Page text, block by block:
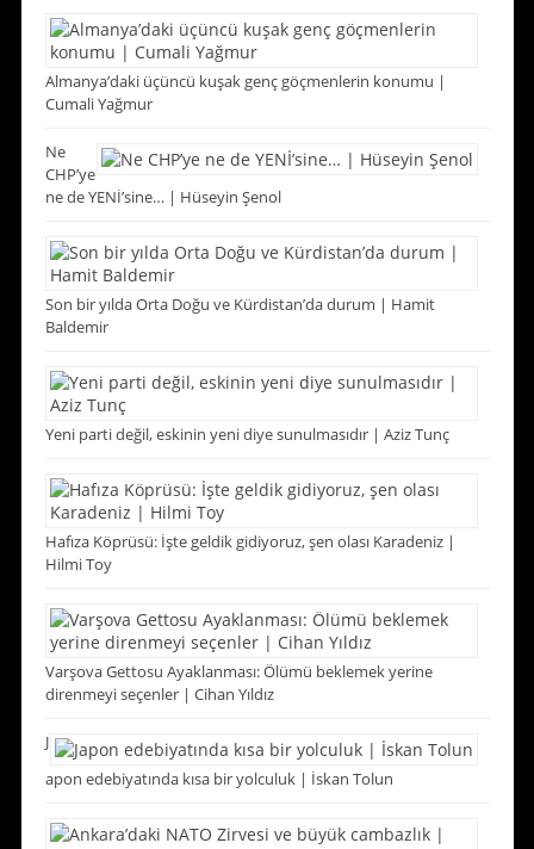
Almanya’daki üçüncü kuşak genç göçmenlerin konumu |
Cumali Yağmur
Ne
CHP’ye
ne de YENİ’sine… | Hüseyin Şenol
Son bir yılda Orta Doğu ve Kürdistan’da durum | Hamit
Baldemir
Yeni parti değil, eskinin yeni diye sunulmasıdır | Aziz Tunç
Hafıza Köprüsü: İşte geldik gidiyoruz, şen olası Karadeniz |
Hilmi Toy
Varşova Gettosu Ayaklanması: Ölümü beklemek yerine
direnmeyi seçenler | Cihan Yıldız
J
apon edebiyatında kısa bir yolculuk | İskan Tolun